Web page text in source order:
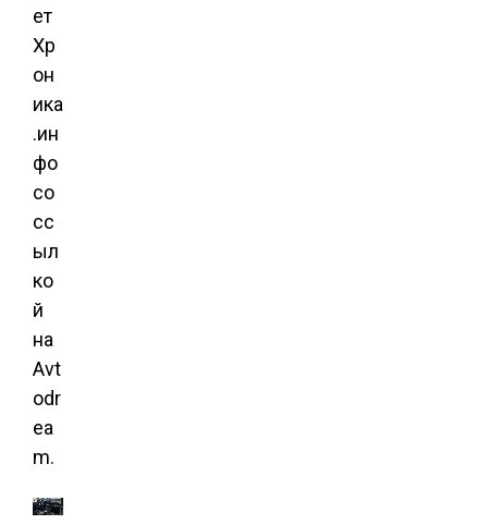
ет
Хр
он
ика
.ин
фо
со
сс
ыл
ко
й
на
Avt
odr
ea
m.